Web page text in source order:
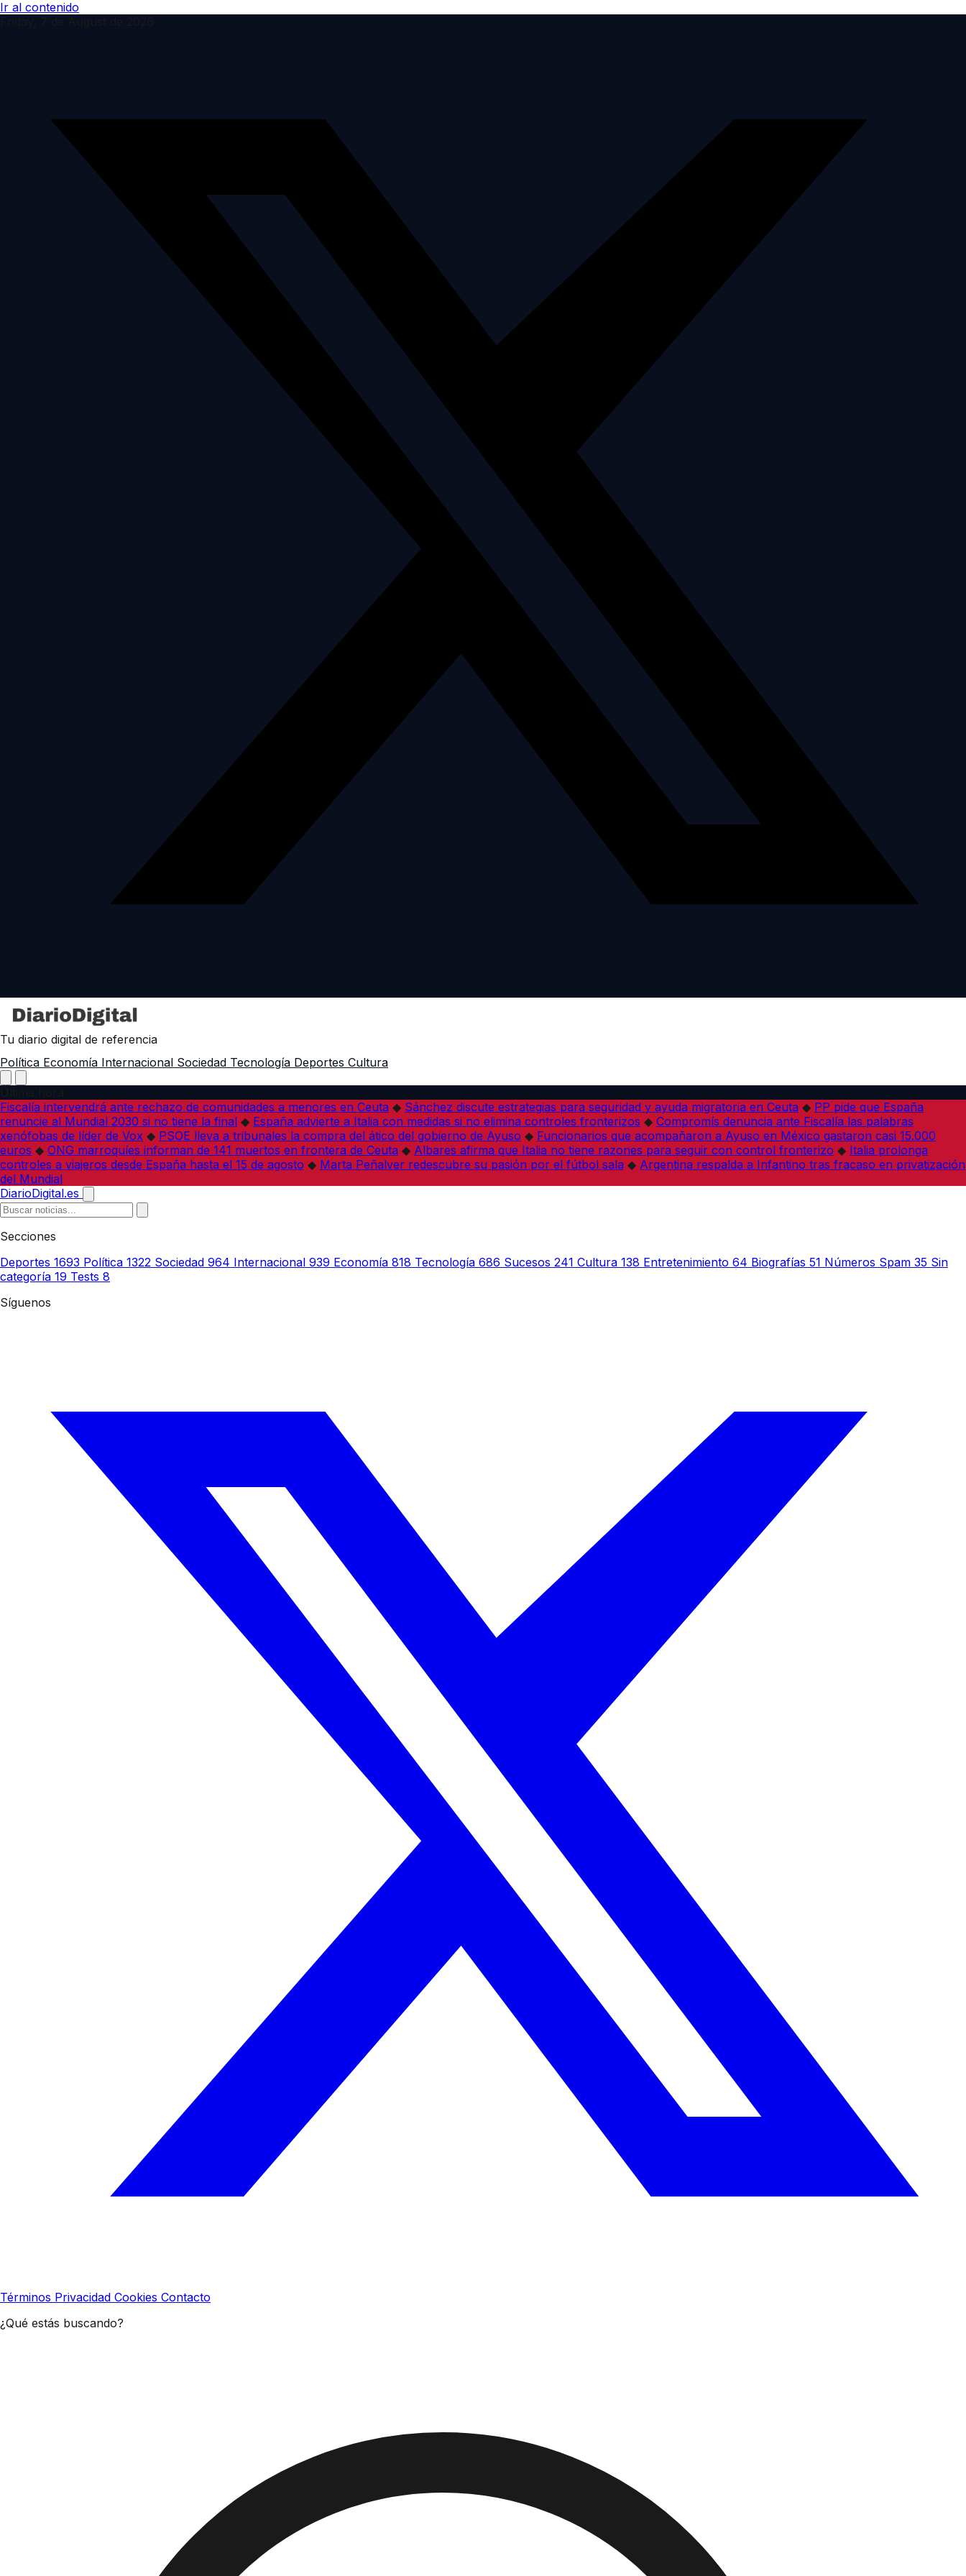
Ir al contenido
Tu diario digital de referencia
Política Economía Internacional Sociedad Tecnología Deportes Cultura
Fiscalía intervendrá ante rechazo de comunidades a menores en Ceuta ◆ Sánchez discute estrategias para seguridad y ayuda migratoria en Ceuta ◆ PP pide que España
renuncie al Mundial 2030 si no tiene la final ◆ España advierte a Italia con medidas si no elimina controles fronterizos ◆ Compromís denuncia ante Fiscalía las palabras
xenófobas de líder de Vox ◆ PSOE lleva a tribunales la compra del ático del gobierno de Ayuso ◆ Funcionarios que acompañaron a Ayuso en México gastaron casi 15.000
euros ◆ ONG marroquíes informan de 141 muertos en frontera de Ceuta ◆ Albares afirma que Italia no tiene razones para seguir con control fronterizo ◆ Italia prolonga
controles a viajeros desde España hasta el 15 de agosto ◆ Marta Peñalver redescubre su pasión por el fútbol sala ◆ Argentina respalda a Infantino tras fracaso en privatización
del Mundial
DiarioDigital.es
Secciones
Deportes 1693 Política 1322 Sociedad 964 Internacional 939 Economía 818 Tecnología 686 Sucesos 241 Cultura 138 Entretenimiento 64 Biografías 51 Números Spam 35 Sin
categoría 19 Tests 8
Síguenos
Términos Privacidad Cookies Contacto
¿Qué estás buscando?